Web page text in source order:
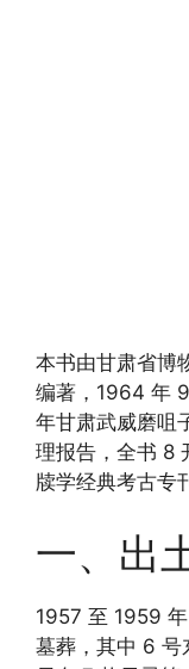
本书由甘肃省博
编著，1964 年
年甘肃武威磨咀
理报告，全书 8
牍学经典考古专
一、出
1957 至 1959
墓葬，其中 6 号